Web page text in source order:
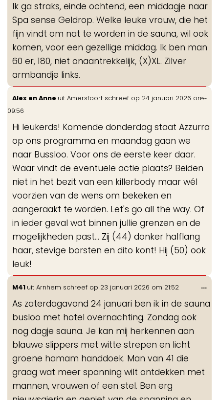
Ik ga straks, einde ochtend, een middagje naar
Spa sense Geldrop. Welke leuke vrouw, die het
fijn vindt om nat te worden in de sauna, wil ook
komen, voor een gezellige middag. Ik ben man
60 er, 180, niet onaantrekkelijk, (X)XL. Zilver
armbandje links.
Alex en Anne uit Amersfoort schreef op 24 januari 2026 om
09:56
Hi leukerds! Komende donderdag staat Azzurra
op ons programma en maandag gaan we
naar Bussloo. Voor ons de eerste keer daar.
Waar vindt de eventuele actie plaats? Beiden
niet in het bezit van een killerbody maar wél
voorzien van de wens om bekeken en
aangeraakt te worden. Let's go all the way. Of
in ieder geval wat binnen jullie grenzen en de
mogelijkheden past... Zij (44) donker halflang
haar, stevige borsten en dito kont! Hij (50) ook
leuk!
...
M41 uit Arnhem schreef op 23 januari 2026 om 21:52
As zaterdagavond 24 januari ben ik in de sauna
busloo met hotel overnachting. Zondag ook
nog dagje sauna. Je kan mij herkennen aan
blauwe slippers met witte strepen en licht
groene hamam handdoek. Man van 41 die
graag wat meer spanning wilt ontdekken met
mannen, vrouwen of een stel. Ben erg
...